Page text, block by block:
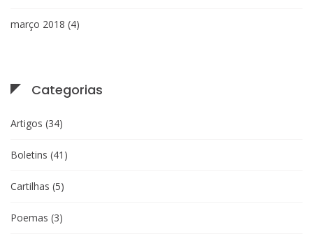
março 2018 (4)
Categorias
Artigos (34)
Boletins (41)
Cartilhas (5)
Poemas (3)